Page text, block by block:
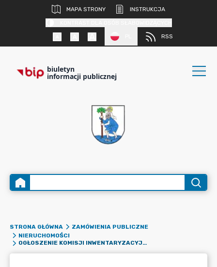
MAPA STRONY
INSTRUKCJA
RSS
biuletyn
informacji publicznej
STRONA GŁÓWNA
ZAMÓWIENIA PUBLICZNE
NIERUCHOMOŚCI
OGŁOSZENIE KOMISJI INWENTARYZACYJNEJ MIENIA KOMUNALNEGO GMINY ĆMIELÓW DOT. DZIAŁEK NA PODGRODZIU